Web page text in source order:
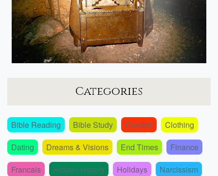
Categories
Bible Reading Bible Study Canada
Clothing
Dating
Dreams & Visions End Times
Finance
Francais
Hidden History Holidays
Narcissism